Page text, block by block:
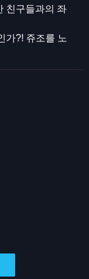
친구들과의 좌
가?! 쥬조를 노